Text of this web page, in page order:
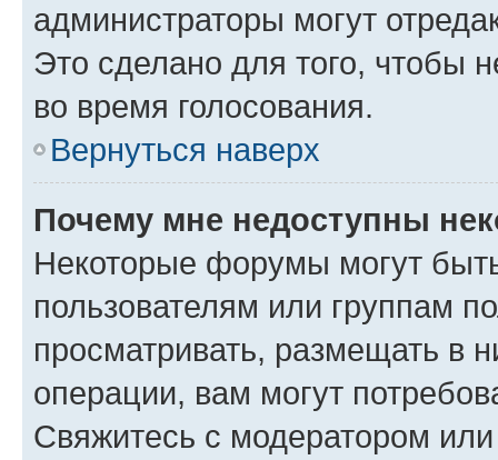
администраторы могут
Это сделано для того, чтобы
во время голосования.
Вернуться наверх
Почему мне недоступны
Некоторые форумы могут
пользователям или группам
просматривать, размещать в
операции, вам могут
Свяжитесь с модератором